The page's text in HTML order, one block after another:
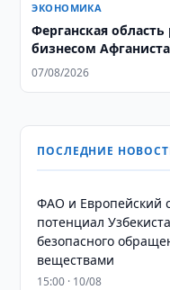
ЭКОНОМИКА
Ферганская
бизнесом
07/08/2026
ПОСЛЕДНИЕ
ФАО и Европейский
потенциал
безопасного
веществами
15:00 · 10/08